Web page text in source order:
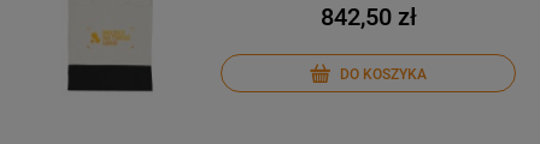
842,50 zł
DO KOSZYKA